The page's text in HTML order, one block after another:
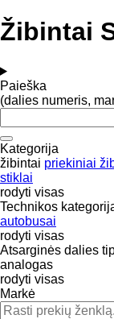
Žibintai
Paieška
(dalies numeris,
Kategorija
žibintai priekiniai
stiklai
rodyti visas
Technikos
autobusai
rodyti visas
Atsarginės dalies
analogas
rodyti visas
Markė